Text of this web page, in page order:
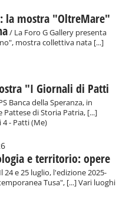
la mostra "OltreMare"
/ La Foro G Gallery presenta
mostra collettiva nata [...]
"I Giornali di Patti
Banca della Speranza, in
Pattese di Storia Patria, [...]
- Patti (Me)
e territorio: opere
24 e 25 luglio, l'edizione 2025-
Tusa", [...] Vari luoghi